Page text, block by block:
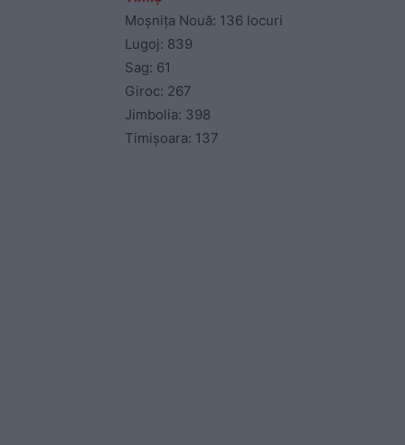
Moșnița Nouă: 136 locuri
Lugoj: 839
Sag: 61
Giroc: 267
Jimbolia: 398
Timișoara: 137